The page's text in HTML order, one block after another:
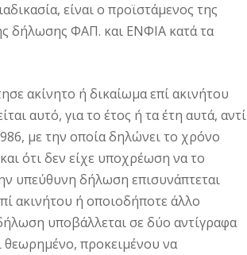
είναι ο προϊστάμενος της
δήλωσης ΦΑΠ. και ΕΝΦΙΑ κατά τα
ακίνητο ή δικαίωμα επί ακινήτου
αυτό, για το έτος ή τα έτη αυτά, αντί
με την οποία δηλώνει το χρόνο
ότι δεν είχε υποχρέωση να το
υπεύθυνη δήλωση επισυνάπτεται
ακινήτου ή οποιοδήποτε άλλο
υποβάλλεται σε δύο αντίγραφα
θεωρημένο, προκειμένου να